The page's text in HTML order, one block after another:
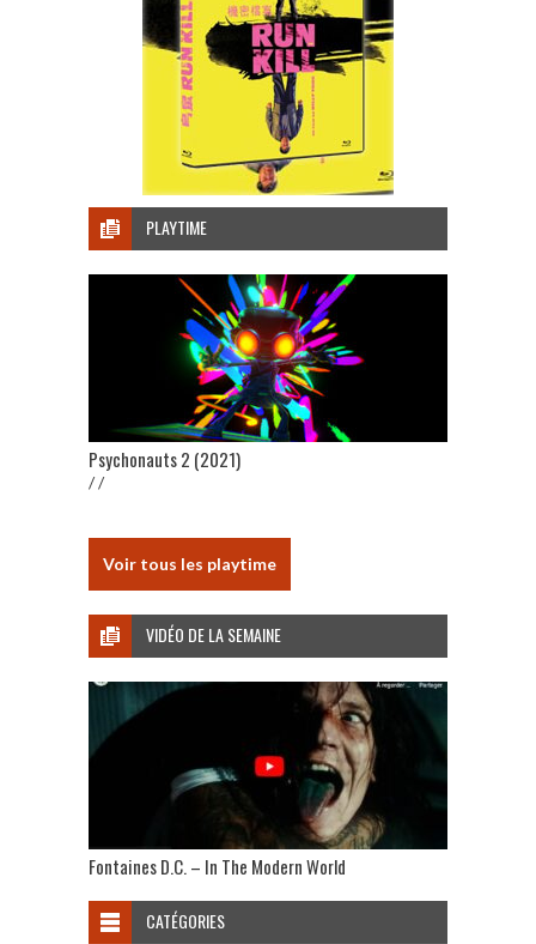
PLAYTIME
Psychonauts 2 (2021)
/ /
Voir tous les playtime
VIDÉO DE LA SEMAINE
Fontaines D.C. – In The Modern World
CATÉGORIES